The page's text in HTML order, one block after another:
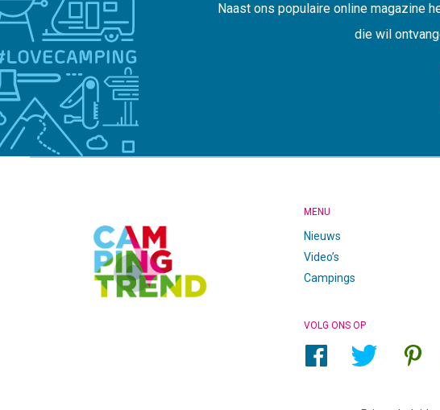
Naast ons populaire online magazine
die wil
MENU
Nieuws
Video’s
Campings
VOLG ONS OP